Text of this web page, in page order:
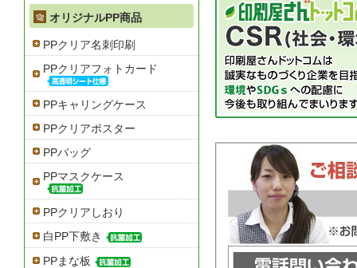
オリジナルPP商品
PPクリア名刺印刷
PPクリアフォトカード
PPキャリングケース
PPクリアポスター
PPバッグ
PPマスクケース
PPクリアしおり
白PP下敷き
PPまな板